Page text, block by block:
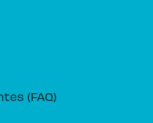
(FAQ)